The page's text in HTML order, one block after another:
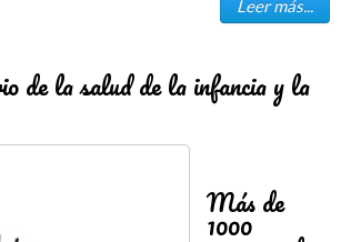
Leer más...
de la salud de la infancia y la
Más de
1000